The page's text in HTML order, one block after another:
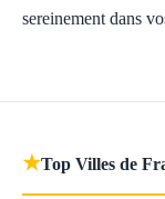
sereinement dans
★Top Villes de